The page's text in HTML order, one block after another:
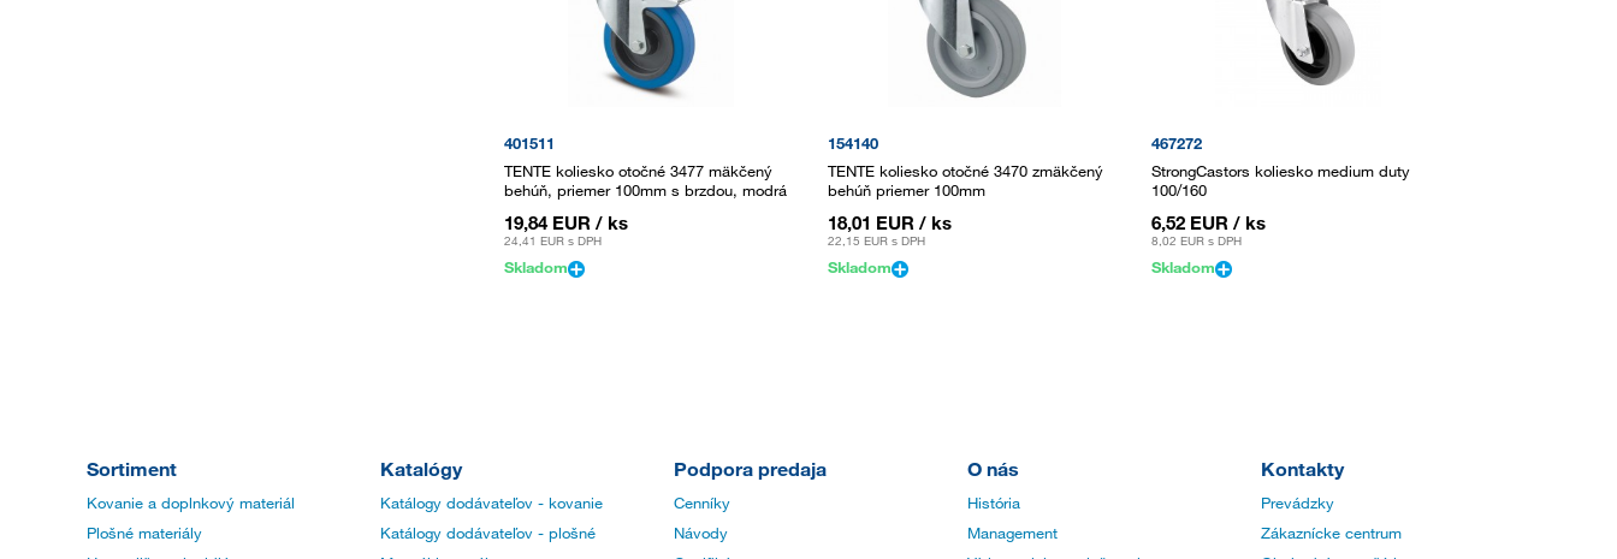
401511
TENTE koliesko otočné 3477 mäkčený
behúň, priemer 100mm s brzdou, modrá
19,84 EUR / ks
24,41 EUR s DPH
Skladom
154140
TENTE koliesko otočné 3470 zmäkčený
behúň priemer 100mm
18,01 EUR / ks
22,15 EUR s DPH
Skladom
467272
StrongCastors koliesko medium duty
100/160
6,52 EUR / ks
8,02 EUR s DPH
Skladom
Sortiment
Kovanie a doplnkový materiál
Plošné materiály
Katalógy
Katálogy dodávateľov - kovanie
Katálogy dodávateľov - plošné
Podpora predaja
Cenníky
Návody
O nás
História
Management
Kontakty
Prevádzky
Zákaznícke centrum